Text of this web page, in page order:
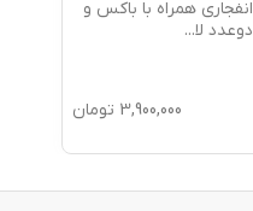
انفجاری همراه با باکس و
دوعدد لا...
3,900,000 تومان